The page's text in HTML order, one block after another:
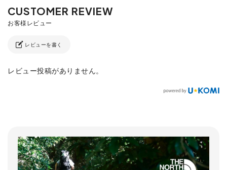
レビューを書く
レビュー投稿がありません。